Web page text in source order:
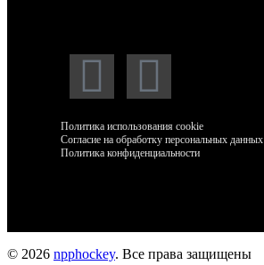
Политика использования cookie
Согласие на обработку персональных данных
Политика конфиденциальности
© 2026 npphockey. Все права защищены